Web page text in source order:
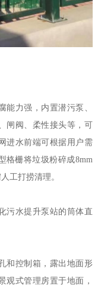
能力强，内置潜污泵、
闸阀、柔性接头等，可
进水前端可根据用户需
格栅将垃圾粉碎成8mm
工打捞清理。
污水提升泵站的筒体直
和控制箱，露出地面形
观式管理房置于地面，